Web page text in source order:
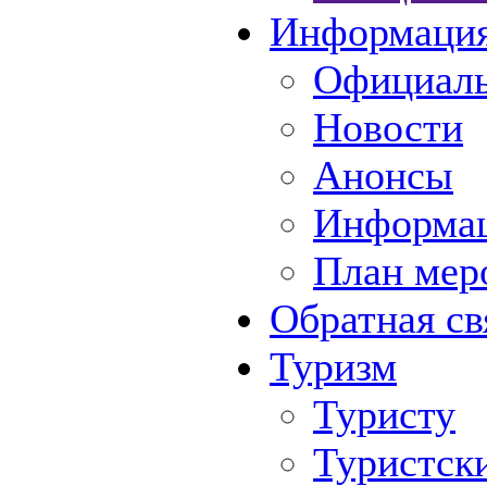
Новости
Анонсы
План
Обратная
Туризм
Туристу